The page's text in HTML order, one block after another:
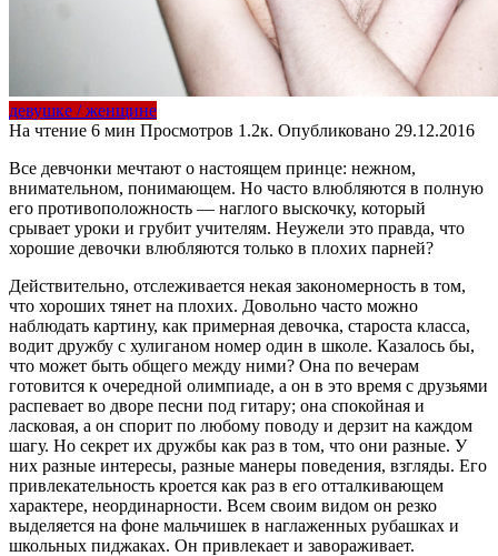
девушке / женщине
На чтение 6 мин Просмотров 1.2к. Опубликовано 29.12.2016
Все девчонки мечтают о настоящем принце: нежном,
внимательном, понимающем. Но часто влюбляются в полную
его противоположность — наглого выскочку, который
срывает уроки и грубит учителям. Неужели это правда, что
хорошие девочки влюбляются только в плохих парней?
Действительно, отслеживается некая закономерность в том,
что хороших тянет на плохих. Довольно часто можно
наблюдать картину, как примерная девочка, староста класса,
водит дружбу с хулиганом номер один в школе. Казалось бы,
что может быть общего между ними? Она по вечерам
готовится к очередной олимпиаде, а он в это время с друзьями
распевает во дворе песни под гитару; она спокойная и
ласковая, а он спорит по любому поводу и дерзит на каждом
шагу. Но секрет их дружбы как раз в том, что они разные. У
них разные интересы, разные манеры поведения, взгляды. Его
привлекательность кроется как раз в его отталкивающем
характере, неординарности. Всем своим видом он резко
выделяется на фоне мальчишек в наглаженных рубашках и
школьных пиджаках. Он привлекает и завораживает.